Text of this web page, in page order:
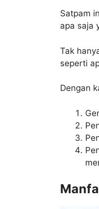
Satpam
apa saja
Tak
seperti
Dengan